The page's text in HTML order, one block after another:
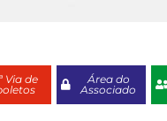
Via de
Área do
Associado